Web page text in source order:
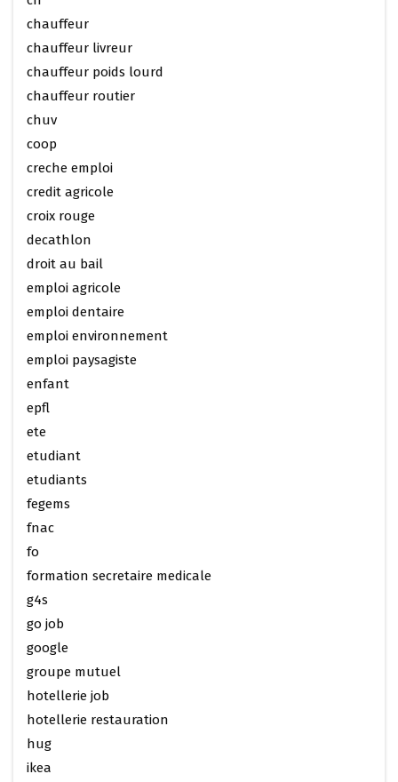
chauffeur
chauffeur livreur
chauffeur poids lourd
chauffeur routier
chuv
coop
creche emploi
credit agricole
croix rouge
decathlon
droit au bail
emploi agricole
emploi dentaire
emploi environnement
emploi paysagiste
enfant
epfl
ete
etudiant
etudiants
fegems
fnac
fo
formation secretaire medicale
g4s
go job
google
groupe mutuel
hotellerie job
hotellerie restauration
hug
ikea